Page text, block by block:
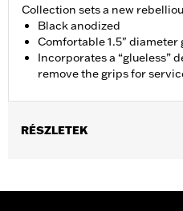
Collection sets a new
Black anodized
Comfortable 1.5" diameter
Incorporates a “glueless”
remove the grips for
RÉSZLETEK